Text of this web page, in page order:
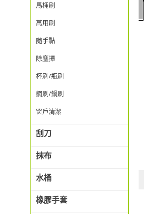
馬桶刷
萬用刷
隨手黏
除塵撢
杯刷/瓶刷
鋼刷/鍋刷
窗戶清潔
刮刀
抹布
水桶
橡膠手套